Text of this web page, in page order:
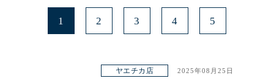
1 2 3 4 5
ヤエチカ店 2025年08月25日